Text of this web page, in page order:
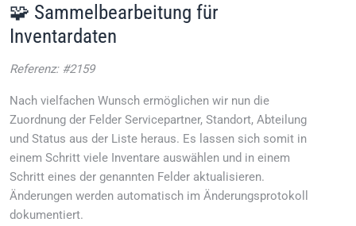
🧩 Sammelbearbeitung für
Inventardaten
Referenz: #2159
Nach vielfachen Wunsch ermöglichen wir nun die
Zuordnung der Felder Servicepartner, Standort, Abteilung
und Status aus der Liste heraus. Es lassen sich somit in
einem Schritt viele Inventare auswählen und in einem
Schritt eines der genannten Felder aktualisieren.
Änderungen werden automatisch im Änderungsprotokoll
dokumentiert.